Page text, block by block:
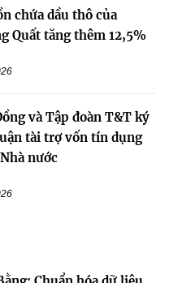
chứa dầu thô của
Quất tăng thêm 12,5%
và Tập đoàn T&T ký
tài trợ vốn tín dụng
nước